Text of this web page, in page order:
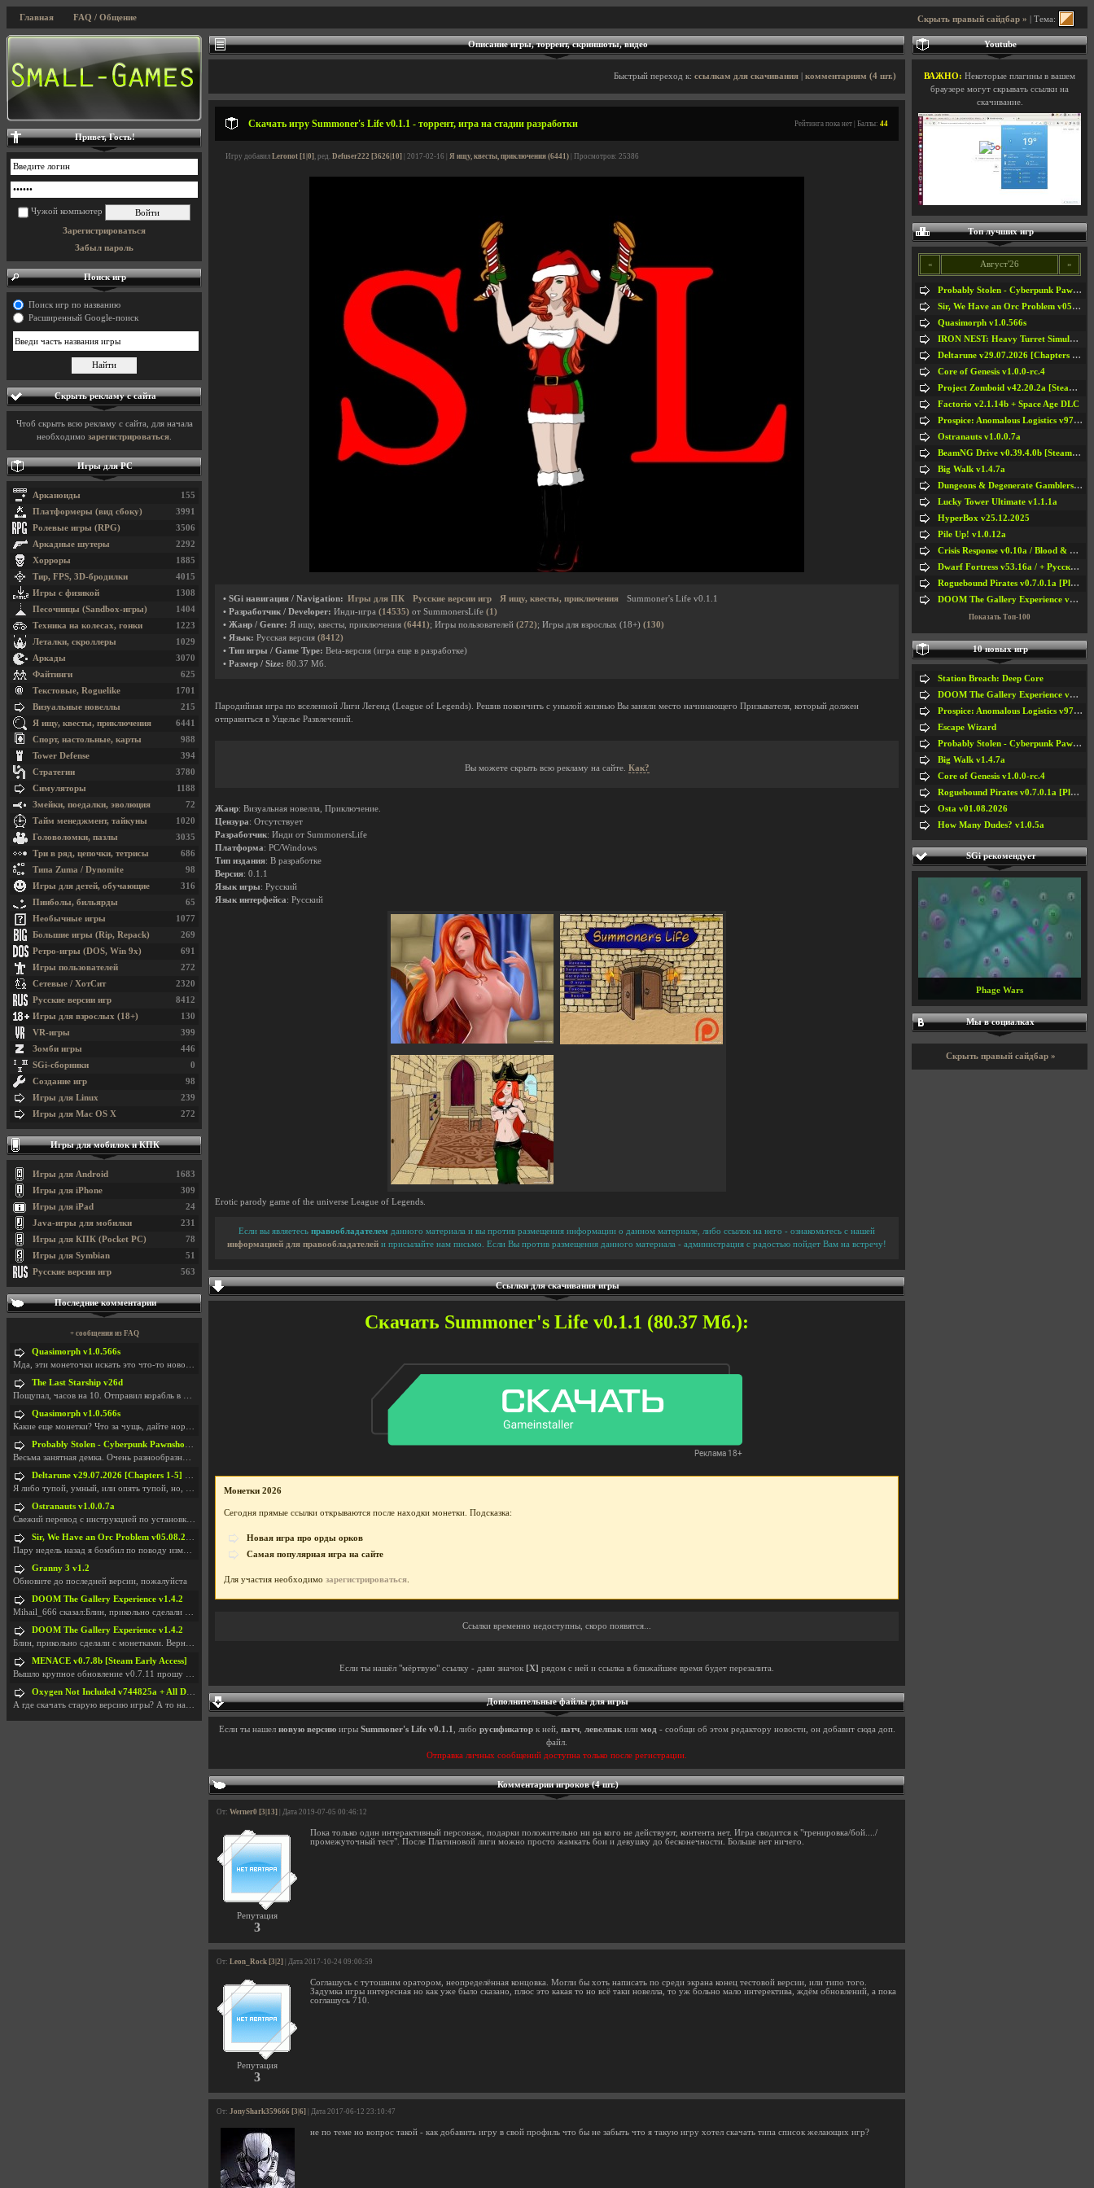
Скрыть правый сайдбар » | Тема:
Главная FAQ / Общение
Описание игры, торрент, скриншоты, видео
Быстрый переход к: ссылкам для скачивания комментариям (4 шт.)
Скачать игру Summoner's Life v0.1.1 - торрент, игра на стадии разработки Рейтинга пока нет | Баллы: 44
Игру добавил Leronot [1|0], ред. Defuser222 [3626|10] | 2017-02-16 | Я ищу, квесты, приключения (6441) | Просмотров: 25386
• SGi навигация / Navigation: Игры для ПК Русские версии игр Я ищу, квесты, приключения
Summoner's Life v0.1.1
• Разработчик / Developer: Инди-игра (14535) от SummonersLife (1)
• Жанр / Genre: Я ищу, квесты, приключения (6441); Игры пользователей (272); Игры для взрослых (18+) (130)
• Язык: Русская версия (8412)
• Тип игры / Game Type: Beta-версия (игра еще в разработке)
• Размер / Size: 80.37 Мб.
Пародийная игра по вселенной Лиги Легенд (League of Legends). Решив покончить с унылой жизнью Вы заняли место начинающего Призывателя, который должен
отправиться в Ущелье Развлечений.
Вы можете скрыть всю рекламу на сайте. Как?
Жанр: Визуальная новелла, Приключение.
Цензура: Отсутствует
Разработчик: Инди от SummonersLife
Платформа: PC/Windows
Тип издания: В разработке
Версия: 0.1.1
Язык игры: Русский
Язык интерфейса: Русский
Erotic parody game of the universe League of Legends.
Если вы являетесь правообладателем данного материала и вы против размещения информации о данном материале, либо ссылок на него - ознакомьтесь с нашей
информацией для правообладателей и присылайте нам письмо. Если Вы против размещения данного материала - администрация с радостью пойдет Вам на встречу!
Ссылки для скачивания игры
Скачать Summoner's Life v0.1.1 (80.37 Мб.):
Монетки 2026
Сегодня прямые ссылки открываются после находки монетки. Подсказка:
Новая игра про орды орков
Самая популярная игра на сайте
Для участия необходимо зарегистрироваться
Ссылки временно недоступны, скоро появятся...
Если ты нашёл "мёртвую" ссылку - дави значок [X] рядом с ней и ссылка в ближайшее время будет перезалита.
Дополнительные файлы для игры
Если ты нашел новую версиюигры Summoner's Life v0.1.1 , либо русификаторк ней, патч, левелпакили мод - сообщи об этом редактору новости, он добавит сюда доп.
файл.
Отправка личных сообщений доступна только после регистрации.
Комментарии игроков (4 шт.)
От: Werner0 [3|13] | Дата 2019-07-05 00:46:12
Репутация
3
Пока только один интерактивный персонаж, подарки положительно ни на кого не действуют, контента нет. Игра сводится к "тренировка/бой..../
промежуточный тест". После Платиновой лиги можно просто жамкать бои и девушку до бесконечности. Больше нет ничего.
От: Leon_Rock [3|2] | Дата 2017-10-24 09:00:59
Репутация
3
Соглашусь с тутошним оратором, неопределённая концовка. Могли бы хоть написать по среди экрана конец тестовой версии, или типо того.
Задумка игры интересная но как уже было сказано, плюс это какая то но всё таки новелла, то уж больно мало интеректива, ждём обновлений, а пока
соглашусь 710.
От: JonyShark359666 [3|6] | Дата 2017-06-12 23:10:47
не по теме но вопрос такой - как добавить игру в свой профиль что бы не забыть что я такую игру хотел скачать типа список желающих игр?
Привет, Гость!
Чужой компьютер
Зарегистрироваться
Забыл пароль
Поиск игр
Поиск игр по названию
Расширенный Google-поиск
Скрыть рекламу с сайта
Чтоб скрыть всю рекламу с сайта, для начала
необходимо зарегистрироваться
Игры для PC
155
Арканоиды
3991
Платформеры (вид сбоку)
3506
Ролевые игры (RPG)
2292
Аркадные шутеры
1885
Хорроры
4015
Тир, FPS, 3D-бродилки
1308
Игры с физикой
1404
Песочницы (Sandbox-игры)
1223
Техника на колесах, гонки
1029
Леталки, скроллеры
3070
Аркады
625
Файтинги
1701
Текстовые, Roguelike
215
Визуальные новеллы
6441
Я ищу, квесты, приключения
988
Спорт, настольные, карты
394
Tower Defense
3780
Стратегии
1188
Симуляторы
72
Змейки, поедалки, эволюция
1020
Тайм менеджмент, тайкуны
3035
Головоломки, пазлы
686
Три в ряд, цепочки, тетрисы
98
Типа Zuma / Dynomite
316
Игры для детей, обучающие
65
Пинболы, бильярды
1077
Необычные игры
269
Большие игры (Rip, Repack)
691
Ретро-игры (DOS, Win 9x)
272
Игры пользователей
2320
Сетевые / ХотСит
8412
Русские версии игр
130
Игры для взрослых (18+)
399
VR-игры
446
Зомби игры
0
SGi-сборники
98
Создание игр
239
Игры для Linux
272
Игры для Mac OS X
Игры для мобилок и КПК
1683
Игры для Android
309
Игры для iPhone
24
Игры для iPad
231
Java-игры для мобилки
78
Игры для КПК (Pocket PC)
51
Игры для Symbian
563
Русские версии игр
Последние комментарии
+ сообщения из FAQ
Quasimorph v1.0.566s
Мда, эти монеточки искать это что-то новое в сфере
The Last Starship v26d
Пощупал, часов на 10. Отправил корабль в другую Га
Quasimorph v1.0.566s
Какие еще монетки? Что за чущь, дайте нормально ск
Probably Stolen - Cyberpunk Pawnshop Simulator v048c [Playtest]
Весьма занятная демка. Очень разнообразные механик
Deltarune v29.07.2026 [Chapters 1-5] / + RUS [Chapters 1-5]
Я либо тупой, умный, или опять тупой, но, вроде я
Ostranauts v1.0.0.7a
Свежий перевод с инструкцией по установкеhttps://g
Sir, We Have an Orc Problem v05.08.2026
Пару недель назад я бомбил по поводу изменения мин
Granny 3 v1.2
Обновите до последней версии, пожалуйста
DOOM The Gallery Experience v1.4.2
Mihail_666 сказал:Блин, прикольно сделали с монетк
DOOM The Gallery Experience v1.4.2
Блин, прикольно сделали с монетками. Вернулся в св
MENACE v0.7.8b [Steam Early Access]
Вышло крупное обновление v0.7.11 прошу обновить
Oxygen Not Included v744825a + All DLC
А где скачать старую версию игры? А то на новой но
Youtube
ВАЖНО: Некоторые плагины в вашем
браузере могут скрывать ссылки на
скачивание.
Топ лучших игр
« Август'26 »
Probably Stolen - Cyberpunk Pawnshop Simulator v048c [Playtest]
Sir, We Have an Orc Problem v05.08.2026
Quasimorph v1.0.566s
IRON NEST: Heavy Turret Simulator v1.0a
Deltarune v29.07.2026 [Chapters 1-5] / + RUS [Chapters 1-5]
Core of Genesis v1.0.0-rc.4
Project Zomboid v42.20.2a [Steam Early Access]
Factorio v2.1.14b + Space Age DLC
Prospice: Anomalous Logistics v97 [Playtest]
Ostranauts v1.0.0.7a
BeamNG Drive v0.39.4.0b [Steam Early Access]
Big Walk v1.4.7a
Dungeons & Degenerate Gamblers v2.0.2a
Lucky Tower Ultimate v1.1.1a
HyperBox v25.12.2025
Pile Up! v1.0.12a
Crisis Response v0.10a / Blood & Bullet
Dwarf Fortress v53.16a / + Русская Версия v50.12a
Roguebound Pirates v0.7.0.1a [Playtest]
DOOM The Gallery Experience v1.4.2
Показать Топ-100
10 новых игр
Station Breach: Deep Core
DOOM The Gallery Experience v1.4.2
Prospice: Anomalous Logistics v97 [Playtest]
Escape Wizard
Probably Stolen - Cyberpunk Pawnshop Simulator v048c [Playtest]
Big Walk v1.4.7a
Core of Genesis v1.0.0-rc.4
Roguebound Pirates v0.7.0.1a [Playtest]
Osta v01.08.2026
How Many Dudes? v1.0.5a
SGi рекомендует
Phage Wars
Мы в социалках
Скрыть правый сайдбар »